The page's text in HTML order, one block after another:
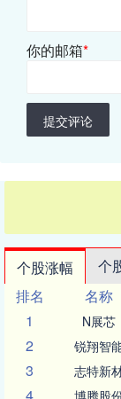
你的邮箱*
提交评论
个股涨幅 个
排名
名称
1
N展芯
2 锐翔智
3 志特新